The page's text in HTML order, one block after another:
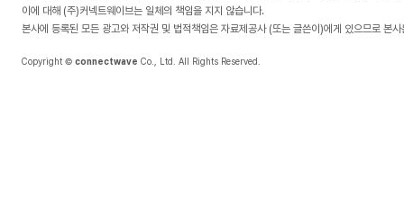
이에 대해 (주)커넥트웨이브는 일체의 책임을 지지 않습니다.
본사에 등록된 모든 광고와 저작권 및 법적책임은 자료제공사 (또는 글쓴이)에게 있으므로 본
Copyright © connectwave Co., Ltd. All Rights Reserved.